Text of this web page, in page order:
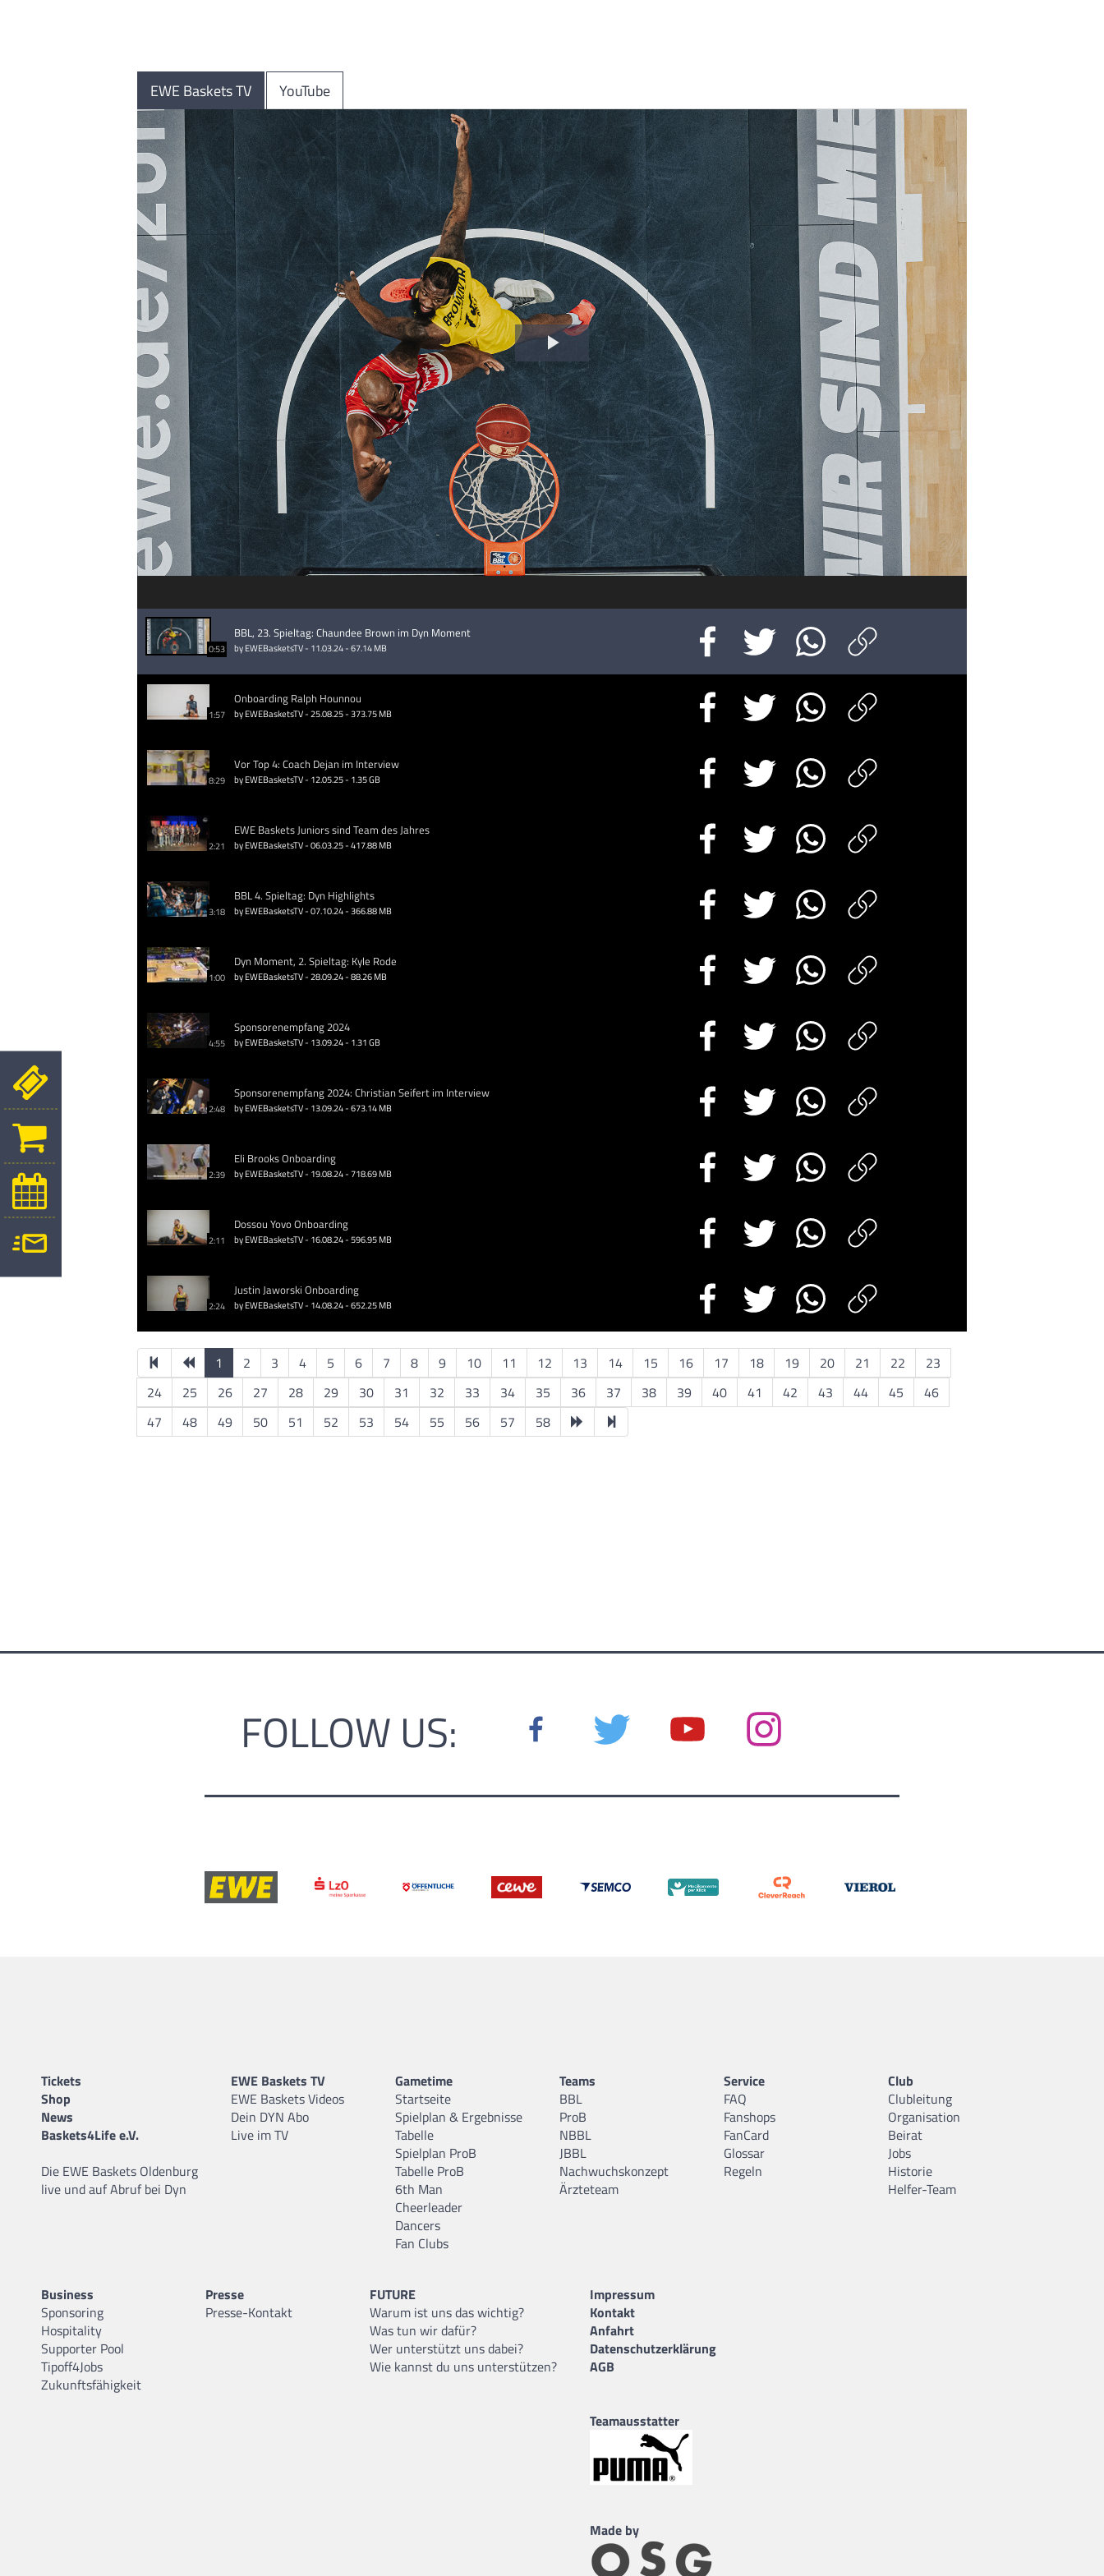
EWE Baskets TV YouTube
Video
abspielen
0:53
BBL, 23. Spieltag: Chaundee Brown im Dyn Moment
by EWEBasketsTV - 11.03.24 - 67.14 MB
1:57
Onboarding Ralph Hounnou
by EWEBasketsTV - 25.08.25 - 373.75 MB
8:29
Vor Top 4: Coach Dejan im Interview
by EWEBasketsTV - 12.05.25 - 1.35 GB
2:21
EWE Baskets Juniors sind Team des Jahres
by EWEBasketsTV - 06.03.25 - 417.88 MB
3:18
BBL 4. Spieltag: Dyn Highlights
by EWEBasketsTV - 07.10.24 - 366.88 MB
1:00
Dyn Moment, 2. Spieltag: Kyle Rode
by EWEBasketsTV - 28.09.24 - 88.26 MB
4:55
Sponsorenempfang 2024
by EWEBasketsTV - 13.09.24 - 1.31 GB
2:48
Sponsorenempfang 2024: Christian Seifert im Interview
by EWEBasketsTV - 13.09.24 - 673.14 MB
2:39
Eli Brooks Onboarding
by EWEBasketsTV - 19.08.24 - 718.69 MB
2:11
Dossou Yovo Onboarding
by EWEBasketsTV - 16.08.24 - 596.95 MB
2:24
Justin Jaworski Onboarding
by EWEBasketsTV - 14.08.24 - 652.25 MB
1 2 3 4 5 6 7 8 9 10 11 12 13 14 15 16 17 18 19 20 21 22
23
24
25 26 27 28 29 30 31 32 33 34 35 36 37 38 39 40 41 42 43 44 45
46
47
48 49 50 51 52 53 54 55 56 57 58
FOLLOW US:
Tickets
Shop
News
Baskets4Life e.V.
Die EWE Baskets Oldenburg
live und auf Abruf bei Dyn
EWE Baskets TV
EWE Baskets Videos
Dein DYN Abo
Live im TV
Gametime
Startseite
Spielplan & Ergebnisse
Tabelle
Spielplan ProB
Tabelle ProB
6th Man
Cheerleader
Dancers
Fan Clubs
Teams
BBL
ProB
NBBL
JBBL
Nachwuchskonzept
Ärzteteam
Service
FAQ
Fanshops
FanCard
Glossar
Regeln
Club
Clubleitung
Organisation
Beirat
Jobs
Historie
Helfer-Team
Business
Sponsoring
Hospitality
Supporter Pool
Tipoff4Jobs
Zukunftsfähigkeit
Presse
Presse-Kontakt
FUTURE
Warum ist uns das wichtig?
Was tun wir dafür?
Wer unterstützt uns dabei?
Wie kannst du uns unterstützen?
Impressum
Kontakt
Anfahrt
Datenschutzerklärung
AGB
Teamausstatter
Made by